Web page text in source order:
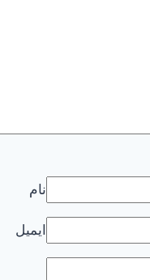
نام
ایمیل